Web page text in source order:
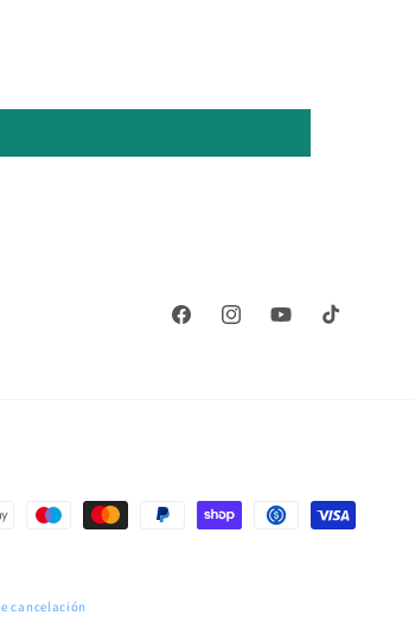
FacebookInstagramYouTubeTikTok
cancelación